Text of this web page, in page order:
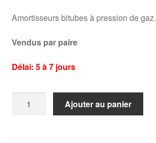
Amortisseurs bitubes à pression de gaz.
Vendus par paire
Délai: 5 à 7 jours
Ajouter au panier